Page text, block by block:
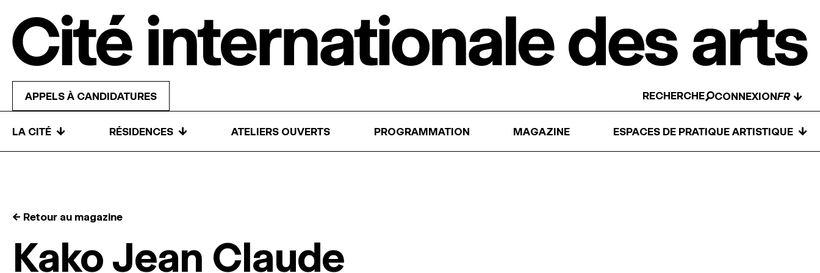
APPELS À CANDIDATURES RECHERCHE CONNEXION ↓
LA CITÉ ↓ RÉSIDENCES ↓ ATELIERS OUVERTS PROGRAMMATION MAGAZINE ESPACES DE PRATIQUE ARTISTIQUE ↓
← Retour au magazine
Kako Jean Claude